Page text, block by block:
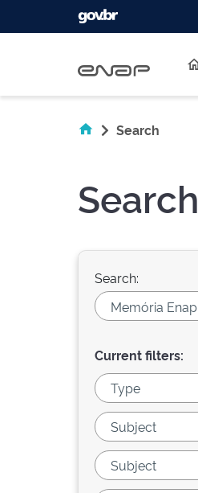
Search
Search
Search:
Current filters: